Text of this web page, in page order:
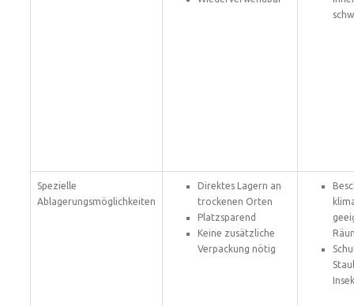
Spezielle
Ablagerungsmöglichkeiten
Direktes Lagern an
trockenen Orten
Platzsparend
Keine zusätzliche
Verpackung nötig